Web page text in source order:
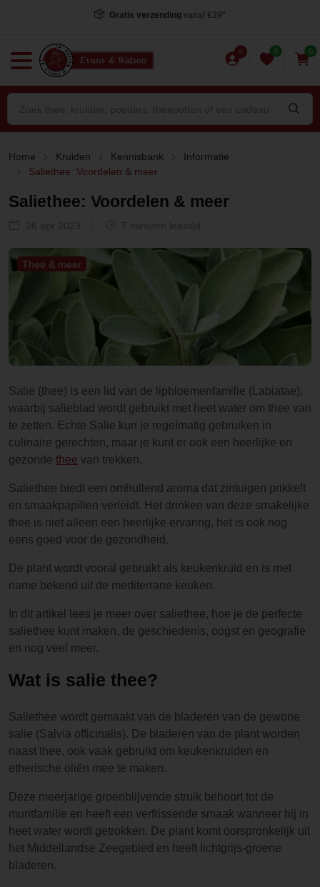
Gratis verzending vanaf €39*
0 0
Home Kruiden Kennisbank
Informatie
Saliethee: Voordelen & meer
Saliethee: Voordelen & meer
Thee & meer
Salie (thee) is een lid van de lipbloemenfamilie (Labiatae),
waarbij salieblad wordt gebruikt met heet water om thee van
te zetten. Echte Salie kun je regelmatig gebruiken in
culinaire gerechten, maar je kunt er ook een heerlijke en
gezonde thee van trekken.
Saliethee biedt een omhullend aroma dat zintuigen prikkelt
en smaakpapillen verleidt. Het drinken van deze smakelijke
thee is niet alleen een heerlijke ervaring, het is ook nog
eens goed voor de gezondheid.
De plant wordt vooral gebruikt als keukenkruid en is met
name bekend uit de mediterrane keuken.
In dit artikel lees je meer over saliethee, hoe je de perfecte
saliethee kunt maken, de geschiedenis, oogst en geografie
en nog veel meer.
Wat is salie thee?
Saliethee wordt gemaakt van de bladeren van de gewone
salie (Salvia officinalis). De bladeren van de plant worden
naast thee, ook vaak gebruikt om keukenkruiden en
etherische oliën mee te maken.
Deze meerjarige groenblijvende struik behoort tot de
muntfamilie en heeft een verfrissende smaak wanneer hij in
heet water wordt getrokken. De plant komt oorspronkelijk uit
het Middellandse Zeegebied en heeft lichtgrijs-groene
bladeren.